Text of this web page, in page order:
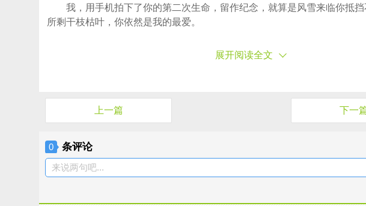
我，用手机拍下了你的第二次生命，留作纪念，就算是风雪来临你抵
所剩干枝枯叶，你依然是我的最爱。
展开阅读全文
上一篇 下一
0 条评论
来说两句吧...